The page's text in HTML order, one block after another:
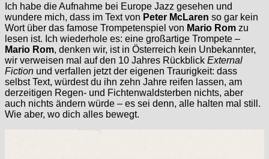
Ich habe die Aufnahme bei Europe Jazz gesehen und
wundere mich, dass im Text von Peter McLaren so gar kein
Wort über das famose Trompetenspiel von Mario Rom zu
lesen ist. Ich wiederhole es: eine großartige Trompete –
Mario Rom, denken wir, ist in Österreich kein Unbekannter,
wir verweisen mal auf den 10 Jahres Rückblick External
Fiction und verfallen jetzt der eigenen Traurigkeit: dass
selbst Text, würdest du ihn zehn Jahre reifen lassen, am
derzeitigen Regen- und Fichtenwaldsterben nichts, aber
auch nichts ändern würde – es sei denn, alle halten mal still.
Wie aber, wo dich alles bewegt.